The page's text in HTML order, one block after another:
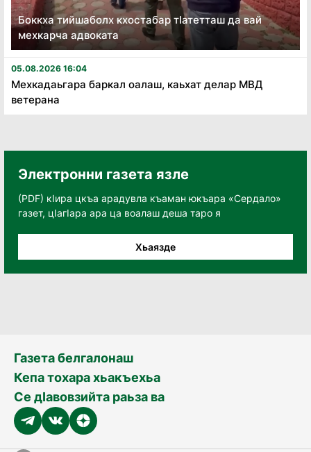
Боккха тийшаболх кхостабар тӏатетташ да вай
мехкарча адвоката
05.08.2026 16:04
Мехкадаьгара баркал оалаш, каьхат делар МВД
ветерана
Электронни газета язле
(PDF) кӀира цкъа арадувла къаман юкъара «Сердало»
газет, цӀагӀара ара ца воалаш деша таро я
Хьаязде
Газета белгалонаш
Кепа тохара хьакъехьа
Се дӀавовзийта раьза ва